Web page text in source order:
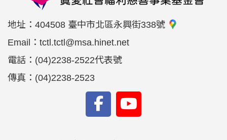
地址： 404508 臺中市北區永興街338號
Email： tctl.tctl@msa.hinet.net
電話： (04)2238-2522代表號
傳真： (04)2238-2523